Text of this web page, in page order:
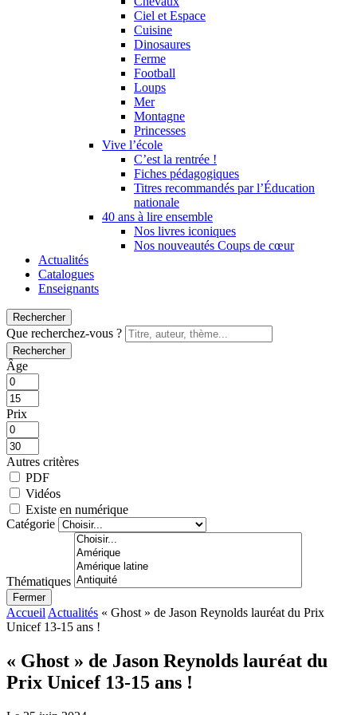
Ciel et Espace
Cuisine
Dinosaures
Ferme
Football
Loups
Mer
Montagne
Princesses
Vive l’école
C’est la rentrée !
Fiches pédagogiques
Titres recommandés par l’Éducation
nationale
40 ans à lire ensemble
Nos livres iconiques
Nos nouveautés Coups de cœur
Actualités
Catalogues
Enseignants
Rechercher
Que recherchez-vous ?
Rechercher
Âge
Prix
Autres critères
PDF
Vidéos
Existe en numérique
Catégorie
Thématiques
Fermer
Accueil Actualités « Ghost » de Jason Reynolds lauréat du Prix
Unicef 13-15 ans !
« Ghost » de Jason Reynolds lauréat du
Prix Unicef 13-15 ans !